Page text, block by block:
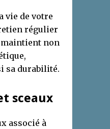
vie de votre
régulier
maintient non
sa durabilité.
sceaux
associé à